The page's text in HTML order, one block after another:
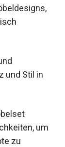
und Stil in
um
zu